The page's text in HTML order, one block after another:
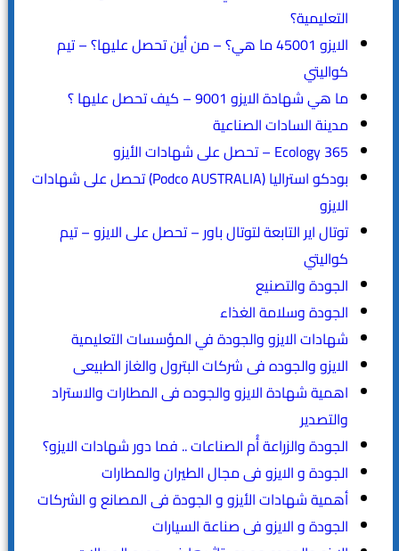
التعليمية؟
الايزو 45001 ما هي؟ – من أين تحصل عليها؟ – تيم
كواليتي
ما هي شهادة الايزو 9001 – كيف تحصل عليها ؟
مدينة السادات الصناعية
365 Ecology – تحصل على شهادات الأيزو
بودكو استراليا (Podco AUSTRALIA) تحصل على شهادات
الايزو
توتال اير التابعة لتوتال باور – تحصل على الايزو – تيم
كواليتي
الجودة والتصنيع
الجودة وسلامة الغذاء
شهادات الايزو والجودة في المؤسسات التعليمية
الايزو والجوده فى شركات البترول والغاز الطبيعى
اهمية شهادة الايزو والجوده فى المطارات والاستراد
والتصدير
الجودة والزراعة أُم الصناعات .. فما دور شهادات الايزو؟
الجودة و الايزو فى مجال الطيران والمطارات
أهمية شهادات الأيزو و الجودة فى المصانع و الشركات
الجودة و الايزو فى صناعة السيارات